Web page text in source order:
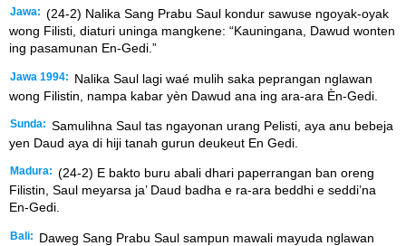
Jawa: (24-2) Nalika Sang Prabu Saul kondur sawuse ngoyak-oyak
wong Filisti, diaturi uninga mangkene: “Kauningana, Dawud wonten
ing pasamunan En-Gedi.”
Jawa 1994:
Nalika Saul lagi waé mulih saka peprangan nglawan
wong Filistin, nampa kabar yèn Dawud ana ing ara-ara Èn-Gedi.
Sunda: Samulihna Saul tas ngayonan urang Pelisti, aya anu bebeja
yen Daud aya di hiji tanah gurun deukeut En Gedi.
Madura: (24-2) E bakto buru abali dhari paperrangan ban oreng
Filistin, Saul meyarsa ja’ Daud badha e ra-ara beddhi e seddi’na
En-Gedi.
Bali:
Daweg Sang Prabu Saul sampun mawali mayuda nglawan